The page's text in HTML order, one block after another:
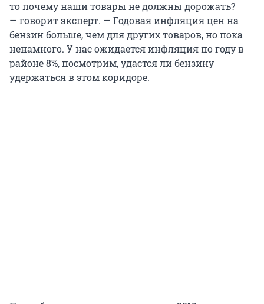
то почему наши товары не должны дорожать?
— говорит эксперт. — Годовая инфляция цен на
бензин больше, чем для других товаров, но пока
ненамного. У нас ожидается инфляция по году в
районе 8%, посмотрим, удастся ли бензину
удержаться в этом коридоре.